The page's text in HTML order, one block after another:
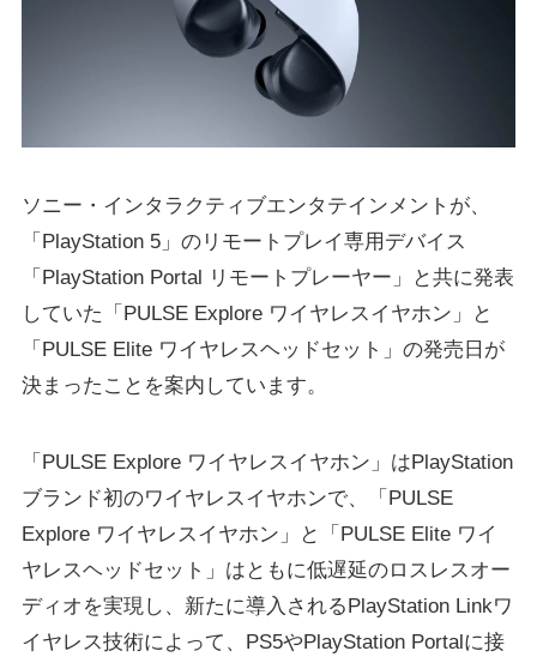
ソニー・インタラクティブエンタテインメントが、
「PlayStation 5」のリモートプレイ専用デバイス
「PlayStation Portal リモートプレーヤー」と共に発表
していた「PULSE Explore ワイヤレスイヤホン」と
「PULSE Elite ワイヤレスヘッドセット」の発売日が
決まったことを案内しています。
「PULSE Explore ワイヤレスイヤホン」はPlayStation
ブランド初のワイヤレスイヤホンで、「PULSE
Explore ワイヤレスイヤホン」と「PULSE Elite ワイ
ヤレスヘッドセット」はともに低遅延のロスレスオー
ディオを実現し、新たに導入されるPlayStation Linkワ
イヤレス技術によって、PS5やPlayStation Portalに接